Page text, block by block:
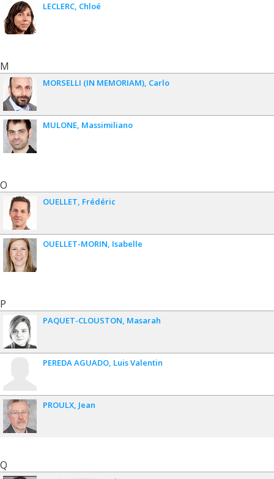
LECLERC Chloé
M
MORSELLI (IN MEMORIAM) Carlo
MULONE Massimiliano
O
OUELLET Frédéric
OUELLET-MORIN Isabelle
P
PAQUET-CLOUSTON Masarah
PEREDA AGUADO Luis Valentin
PROULX Jean
Q